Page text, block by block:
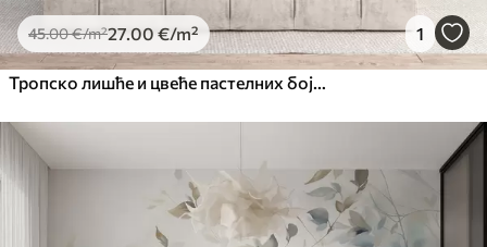
45.00€/m²27 .00 €/m² 1